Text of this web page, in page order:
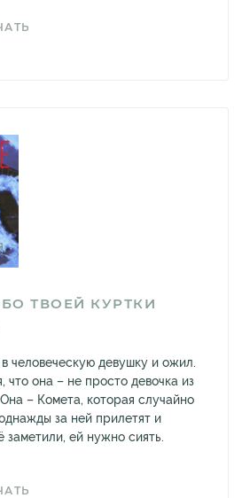
ТВОЕЙ КУРТКИ
человеческую девушку и ожил.
что она – не просто девочка из
– Комета, которая случайно
за ней прилетят и
заметили, ей нужно сиять.